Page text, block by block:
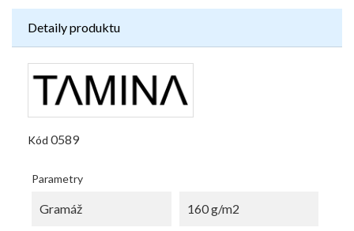
Detaily produktu
Kód 0589
Parametry
Gramáž 160 g/m2